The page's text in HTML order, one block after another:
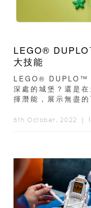
LEGO®
大技能
LEGO® DUPLO™
深處的城堡？還是
揮潛能，展示無盡
6th October, 2022 ｜